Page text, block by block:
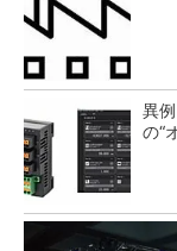
異
の“